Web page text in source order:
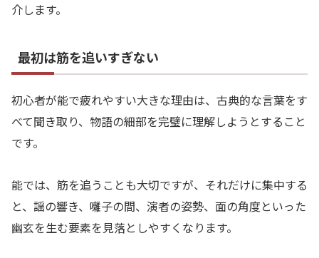
介します。
最初は筋を追いすぎない
初心者が能で疲れやすい大きな理由は、古典的な言葉をす
べて聞き取り、物語の細部を完璧に理解しようとすること
です。
能では、筋を追うことも大切ですが、それだけに集中する
と、謡の響き、囃子の間、演者の姿勢、面の角度といった
幽玄を生む要素を見落としやすくなります。